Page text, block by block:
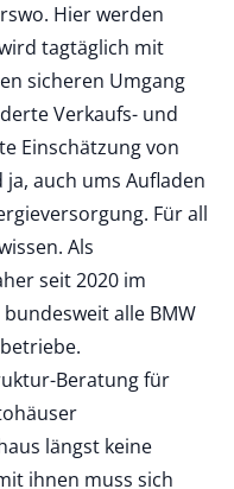
Hier werden
tagtäglich mit
sicheren Umgang
Verkaufs- und
Einschätzung von
auch ums Aufladen
Für all
Als
seit 2020 im
alle BMW
Beratung für
längst keine
ihnen muss sich